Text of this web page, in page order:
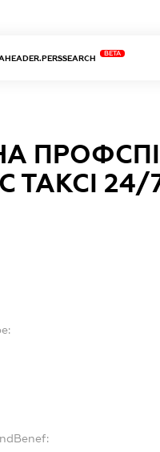
BETA
ТАКСІ 24/